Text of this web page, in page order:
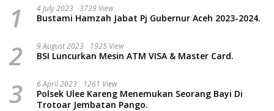
1 4 July 2023 3739 View
Bustami Hamzah Jabat Pj Gubernur Aceh 2023-2024.
2 9 August 2023 1925 View
BSI Luncurkan Mesin ATM VISA & Master Card.
3 6 April 2023 1261 View
Polsek Ulee Kareng Menemukan Seorang Bayi Di
Trotoar Jembatan Pango.